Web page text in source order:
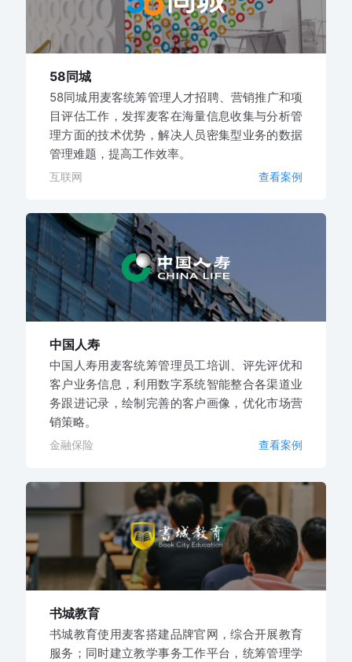
58同城
58同城用麦客统筹管理人才招聘、营销推广和项
目评估工作，发挥麦客在海量信息收集与分析管
理方面的技术优势，解决人员密集型业务的数据
管理难题，提高工作效率。
互联网 查看案例
中国人寿
中国人寿用麦客统筹管理员工培训、评先评优和
客户业务信息，利用数字系统智能整合各渠道业
务跟进记录，绘制完善的客户画像，优化市场营
销策略。
金融保险 查看案例
书城教育
书城教育使用麦客搭建品牌官网，综合开展教育
服务；同时建立教学事务工作平台，统筹管理学